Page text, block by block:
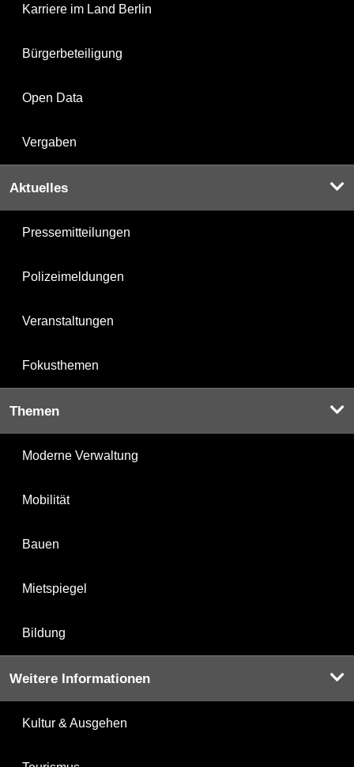
Karriere im Land Berlin
Bürgerbeteiligung
Open Data
Vergaben
Aktuelles
Pressemitteilungen
Polizeimeldungen
Veranstaltungen
Fokusthemen
Themen
Moderne Verwaltung
Mobilität
Bauen
Mietspiegel
Bildung
Weitere Informationen
Kultur & Ausgehen